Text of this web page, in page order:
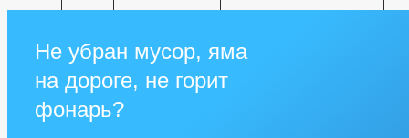
Не убран мусор, яма
на дороге, не горит
фонарь?